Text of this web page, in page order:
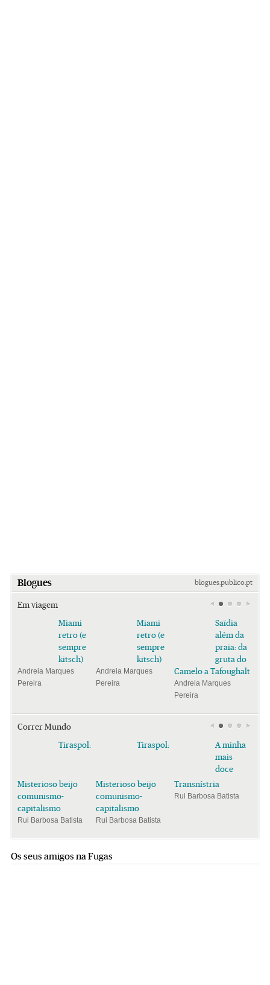
Blogues blogues.publico.pt
Em viagem
Miami
retro (e
sempre
kitsch)
Andreia Marques
Pereira
Miami
retro (e
sempre
kitsch)
Andreia Marques
Pereira
Saïdia
além da
praia: da
gruta do
Camelo a Tafoughalt
Andreia Marques
Pereira
Correr Mundo
Tiraspol:
Misterioso beijo
comunismo-
capitalismo
Rui Barbosa Batista
Tiraspol:
Misterioso beijo
comunismo-
capitalismo
Rui Barbosa Batista
A minha
mais
doce
Transnístria
Rui Barbosa Batista
Os seus amigos na Fugas